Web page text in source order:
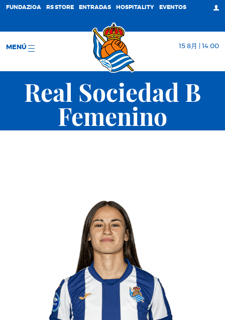
FUNDAZIOA RS STORE ENTRADAS HOSPITALITY EVENTOS
MENÚ 15 8月 | 14:00
Real Sociedad B
Femenino